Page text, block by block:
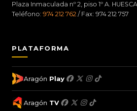
Plaza Inmaculada nº 2, piso 1º A.
Teléfono: 974 212 762 / Fax: 974 212 757
PLATAFORMA
Aragón Play
Aragón TV